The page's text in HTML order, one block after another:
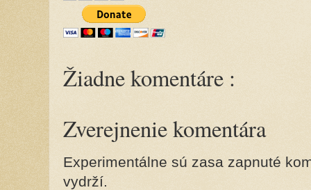
Žiadne komentáre :
Zverejnenie komentára
Experimentálne sú zasa zapnuté
vydrží.